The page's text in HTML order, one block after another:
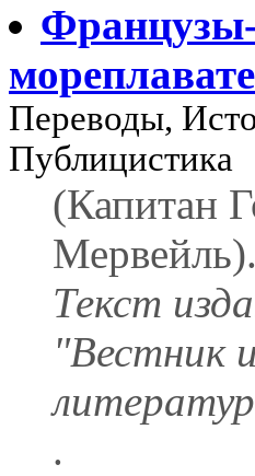
Переводы,
Публицистика
(Капитан
Мервейль).
Текст
"Вестник
.